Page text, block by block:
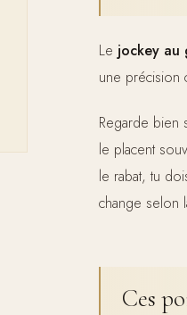
Le jockey au
une précision
Regarde bien
le placent
le rabat, tu
change selon
Ces